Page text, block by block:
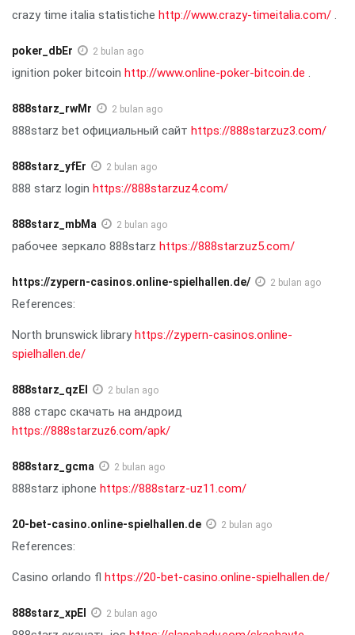
crazy time italia statistiche http://www.crazy-timeitalia.com/ .
poker_dbEr 2 bulan ago
ignition poker bitcoin http://www.online-poker-bitcoin.de .
888starz_rwMr 2 bulan ago
888starz bet официальный сайт https://888starzuz3.com/
888starz_yfEr 2 bulan ago
888 starz login https://888starzuz4.com/
888starz_mbMa 2 bulan ago
рабочее зеркало 888starz https://888starzuz5.com/
https://zypern-casinos.online-spielhallen.de/ 2 bulan ago
References:
North brunswick libraryhttps://zypern-casinos.online-
spielhallen.de/
888starz_qzEl 2 bulan ago
888 старс скачать на андроид
https://888starzuz6.com/apk/
888starz_gcma 2 bulan ago
888starz iphone https://888starz-uz11.com/
20-bet-casino.online-spielhallen.de 2 bulan ago
References:
Casino orlando fl https://20-bet-casino.online-spielhallen.de/
888starz_xpEl 2 bulan ago